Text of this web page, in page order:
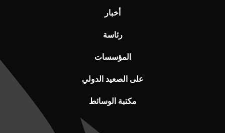
أخبار
رئاسة
المؤسسات
على الصعيد الدولي
مكتبة الوسائط